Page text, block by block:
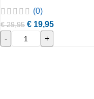
(0)
€29,95 € 19,95
-
+